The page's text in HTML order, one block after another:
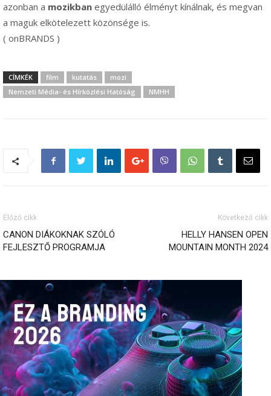
azonban a mozikban egyedülálló élményt kínálnak, és megvan
a maguk elkötelezett közönsége is.
( onBRANDS )
CÍMKÉK film kutatás
mozi
Nemzeti Média- és Hírközlési Hatóság
NMHH
Előző cikk
CANON DIÁKOKNAK SZÓLÓ
FEJLESZTŐ PROGRAMJA
Következő cikk
HELLY HANSEN OPEN
MOUNTAIN MONTH 2024